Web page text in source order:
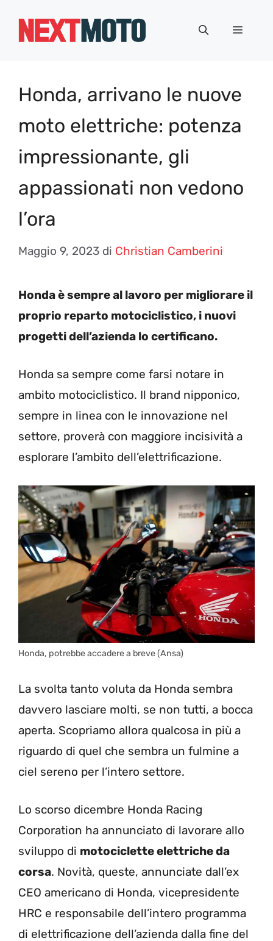
Menu
Honda, arrivano le nuove
moto elettriche: potenza
impressionante, gli
appassionati non vedono
l’ora
Maggio 9, 2023 di Christian Camberini
Honda è sempre al lavoro per migliorare il
proprio reparto motociclistico, i nuovi
progetti dell’azienda lo certificano.
Honda sa sempre come farsi notare in
ambito motociclistico. Il brand nipponico,
sempre in linea con le innovazione nel
settore, proverà con maggiore incisività a
esplorare l’ambito dell’elettrificazione.
Honda, potrebbe accadere a breve (Ansa)
La svolta tanto voluta da Honda sembra
davvero lasciare molti, se non tutti, a bocca
aperta. Scopriamo allora qualcosa in più a
riguardo di quel che sembra un fulmine a
ciel sereno per l’intero settore.
Lo scorso dicembre Honda Racing
Corporation ha annunciato di lavorare allo
sviluppo di motociclette elettriche da
corsa. Novità, queste, annunciate dall’ex
CEO americano di Honda, vicepresidente
HRC e responsabile dell’intero programma
di elettrificazione dell’azienda dalla fine del